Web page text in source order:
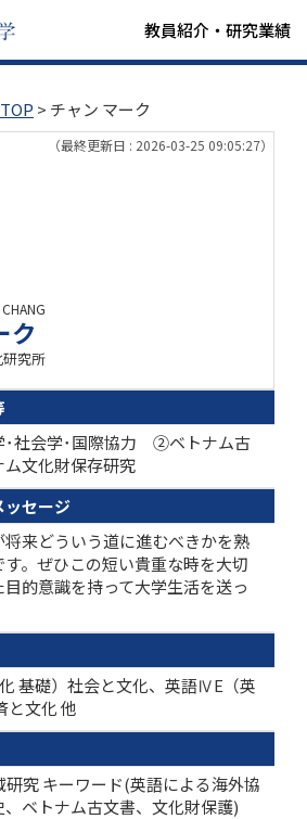
教員紹介・研究業績
> チャン マーク
（最終更新日 : 2026-03-25 09:05:27）
ク
究所
･社会学･国際協力 ②ベトナム古
文化財保存研究
ッセージ
来どういう道に進むべきかを熟
。ぜひこの短い貴重な時を大切
的意識を持って大学生活を送っ
基礎）社会と文化、英語ⅣE（英
と文化 他
究 キーワード(英語による海外協
ベトナム古文書、文化財保護)